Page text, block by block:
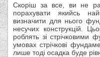
Скоріш за все, ви не
порахувати якийсь
визначити для нього
несучих конструкцій.
роблять зі
умовах стрічкові
лише тоді осадка буде